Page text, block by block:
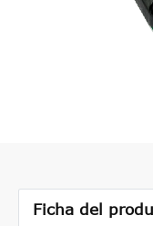
Ficha del